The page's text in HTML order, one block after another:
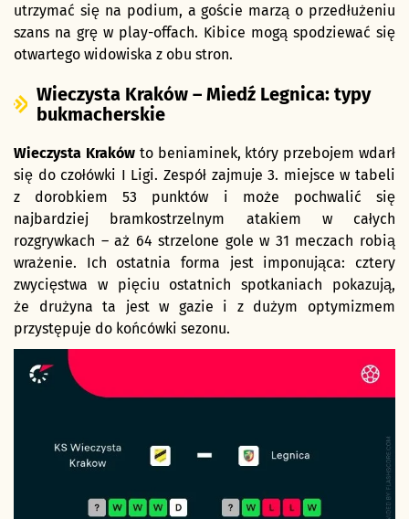
utrzymać się na podium, a goście marzą o przedłużeniu
szans na grę w play-offach. Kibice mogą spodziewać się
otwartego widowiska z obu stron.
Wieczysta Kraków – Miedź Legnica: typy
bukmacherskie
Wieczysta Krakówto beniaminek, który przebojem wdarł
się do czołówki I Ligi. Zespół zajmuje 3. miejsce w tabeli
z dorobkiem 53 punktów i może pochwalić się
najbardziej bramkostrzelnym atakiem w całych
rozgrywkach – aż 64 strzelone gole w 31 meczach robią
wrażenie. Ich ostatnia forma jest imponująca: cztery
zwycięstwa w pięciu ostatnich spotkaniach pokazują,
że drużyna ta jest w gazie i z dużym optymizmem
przystępuje do końcówki sezonu.